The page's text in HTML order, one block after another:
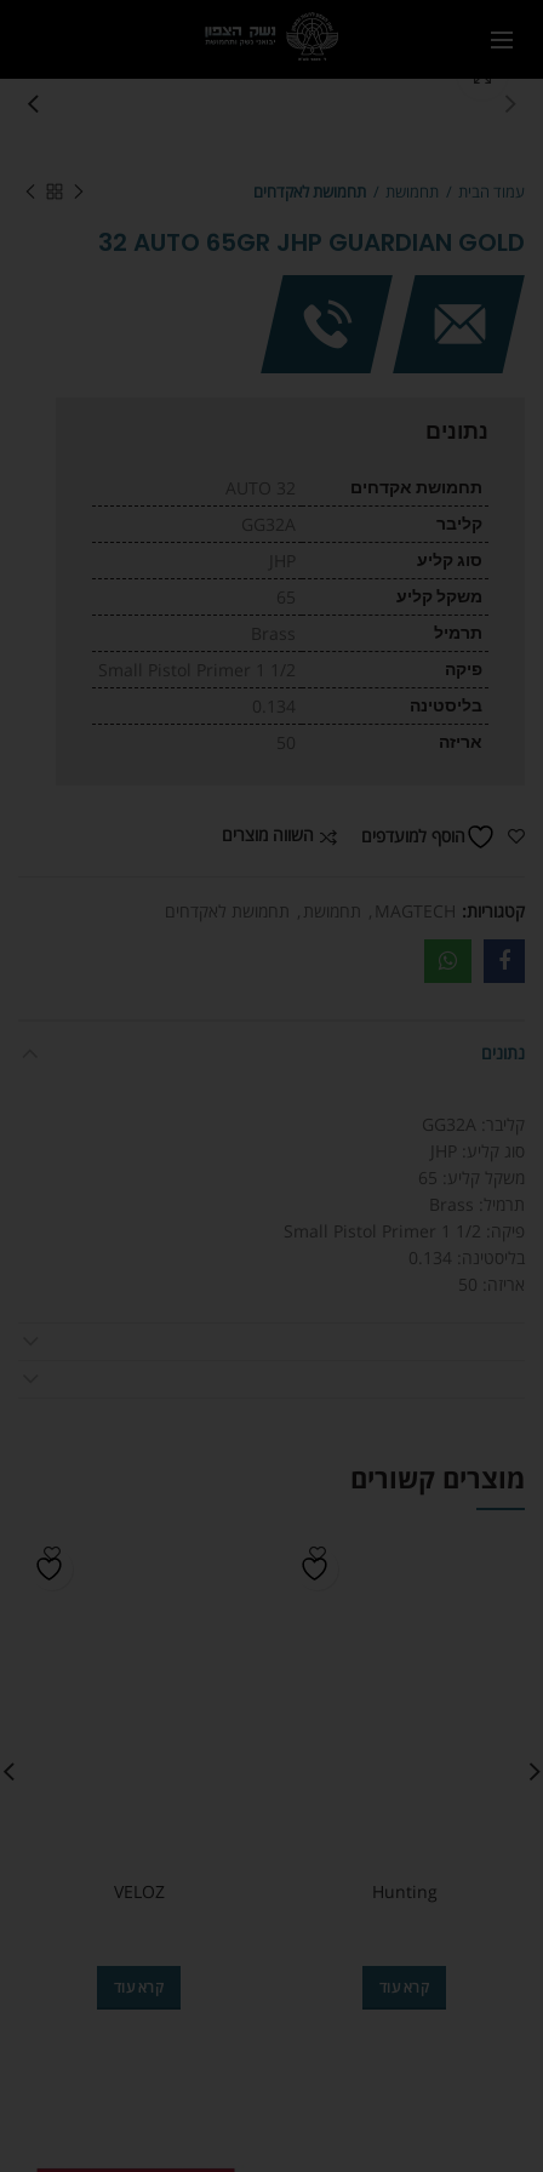
Click to enlarge
עמוד הבית תחמושת תחמושת לאקדחים
32 AUTO 65GR JHP GUARDIAN GOLD
נתונים
תחמושת אקדחים
קליבר
סוג קליע
משקל קליע
תרמיל
פיקה
בליסטינה
אריזה
הוסף למועדפים השווה מוצרים
קטגוריות: MAGTECH תחמושת תחמושת לאקדחים
נתונים
קליבר: GG32A
סוג קליע: JHP
משקל קליע: 65
תרמיל: Brass
פיקה: Small Pistol Primer 1 1/2
בליסטינה: 0.134
אריזה: 50
מוצרים קשורים
Hunting
קרא עוד
VELOZ
קרא עוד